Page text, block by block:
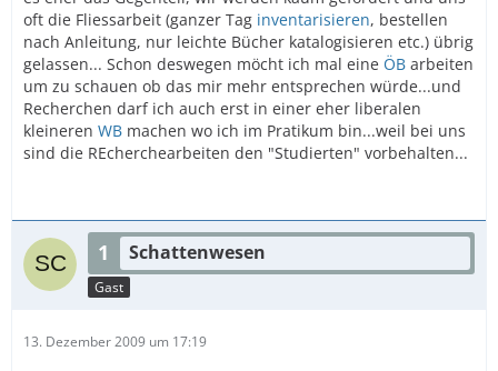
oft die Fliessarbeit (ganzer Tag inventarisieren, bestellen
nach Anleitung, nur leichte Bücher katalogisieren etc.) übrig
gelassen... Schon deswegen möcht ich mal eine ÖB arbeiten
um zu schauen ob das mir mehr entsprechen würde...und
Recherchen darf ich auch erst in einer eher liberalen
kleineren WB machen wo ich im Pratikum bin...weil bei uns
sind die REcherchearbeiten den "Studierten" vorbehalten...
1 Schattenwesen
Gast
13. Dezember 2009 um 17:19